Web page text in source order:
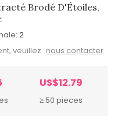
Brodé D'Étoiles,
2
veuillez nous contacter
US$12.79
≥ 50 pieces